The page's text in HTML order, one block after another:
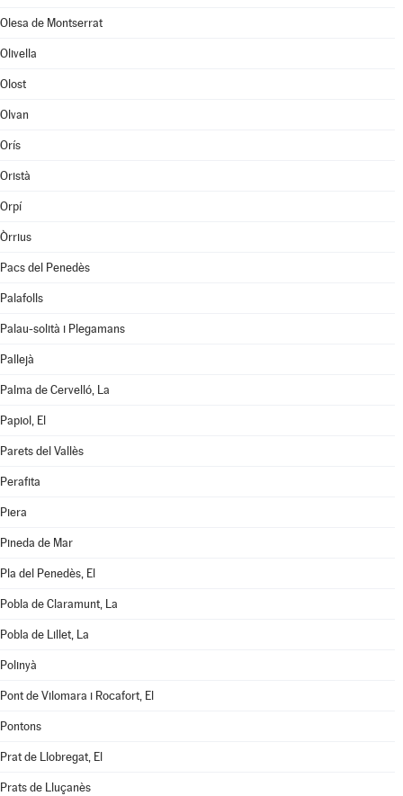
Olesa de Montserrat
Olivella
Olost
Olvan
Orís
Oristà
Orpí
Òrrius
Pacs del Penedès
Palafolls
Palau-solità i Plegamans
Pallejà
Palma de Cervelló, La
Papiol, El
Parets del Vallès
Perafita
Piera
Pineda de Mar
Pla del Penedès, El
Pobla de Claramunt, La
Pobla de Lillet, La
Polinyà
Pont de Vilomara i Rocafort, El
Pontons
Prat de Llobregat, El
Prats de Lluçanès